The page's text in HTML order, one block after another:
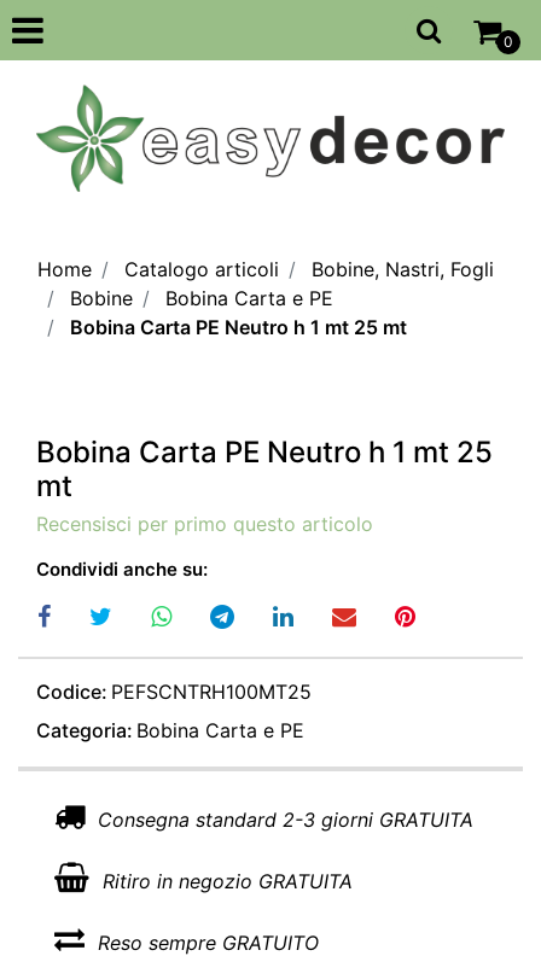
Open
0
Home Catalogo articoli
Bobine, Nastri, Fogli
Bobine
Bobina Carta e PE
Bobina Carta PE Neutro h 1 mt 25 mt
Bobina Carta PE Neutro h 1 mt 25
mt
Recensisci per primo questo articolo
Condividi anche su:
Codice: PEFSCNTRH100MT25
Categoria: Bobina Carta e PE
Consegna standard 2-3 giorni GRATUITA
Ritiro in negozio GRATUITA
Reso sempre GRATUITO